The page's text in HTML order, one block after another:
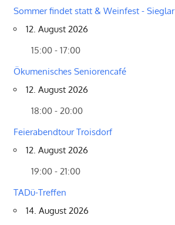
Sommer findet statt & Weinfest - Sieglar
12. August 2026
15:00 - 17:00
Ökumenisches Seniorencafé
12. August 2026
18:00 - 20:00
Feierabendtour Troisdorf
12. August 2026
19:00 - 21:00
TADü-Treffen
14. August 2026